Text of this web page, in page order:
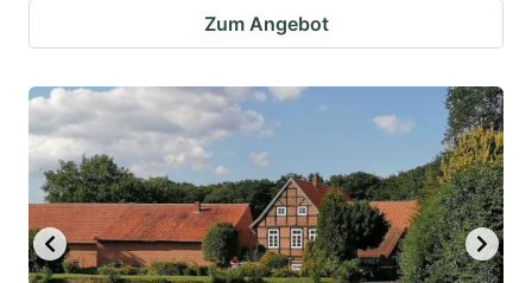
Zum Angebot